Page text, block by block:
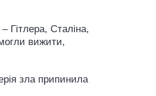
Гітлера, Сталіна,
вижити,
зла припинила